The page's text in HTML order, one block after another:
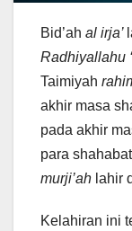
Bid’ah al irja’
Radhiyallahu
Taimiyah
akhir masa
pada akhir
para
murji’ah lahir
Kelahiran ini